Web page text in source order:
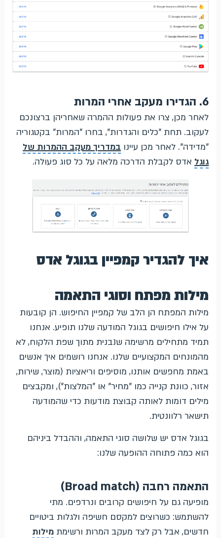
6. הגדירו מעקב אחרי המרות
לאחר מכן, צרו את פעולות ההמרה שאחריהן ברצונכם
לעקוב. תחת "כלים והגדרות", בחרו "המרות" בקטגוריה
"מדידה". לאחר מכן עיינו במדריך מעקב ההמרות של
גוגל אדס לקבלת הדרכה מלאה על כל סוג פעולה.
איך להגדיר קמפיין בגוגל אדס
מילות מפתח וסוגי התאמה
מילות המפתח הן הלב של קמפיין החיפוש. הן קובעות
על אילו חיפושים בגוגל המודעה שלנו תופיע. אנחנו
תמיד מתחילים מרשימה שנבנית מתוך שפת הלקוח, לא
מהמונחים המקצועיים שלנו. אנחנו רושמים איך אנשים
באמת מחפשים אותנו, מוסיפים וריאציות (מוצר, שירות,
אזור, כוונת קנייה כמו "מחיר" או "המלצות"), ומקבצים
מילים דומות לאותה קבוצת מודעות כדי שהמודעה
תישאר רלוונטית.
בגוגל אדס יש שלושה סוגי התאמה, וההבדל ביניהם
הוא כמה פתוחה ההופעה שלנו:
התאמה רחבה (Broad match)
מופיעה גם על חיפושים קרובים ונרדפים. מתי
להשתמש: כשרוצים למקסם חשיפה ולגלות ביטויים
חדשים, אבל רק לצד מעקב המרות ורשימת מילות